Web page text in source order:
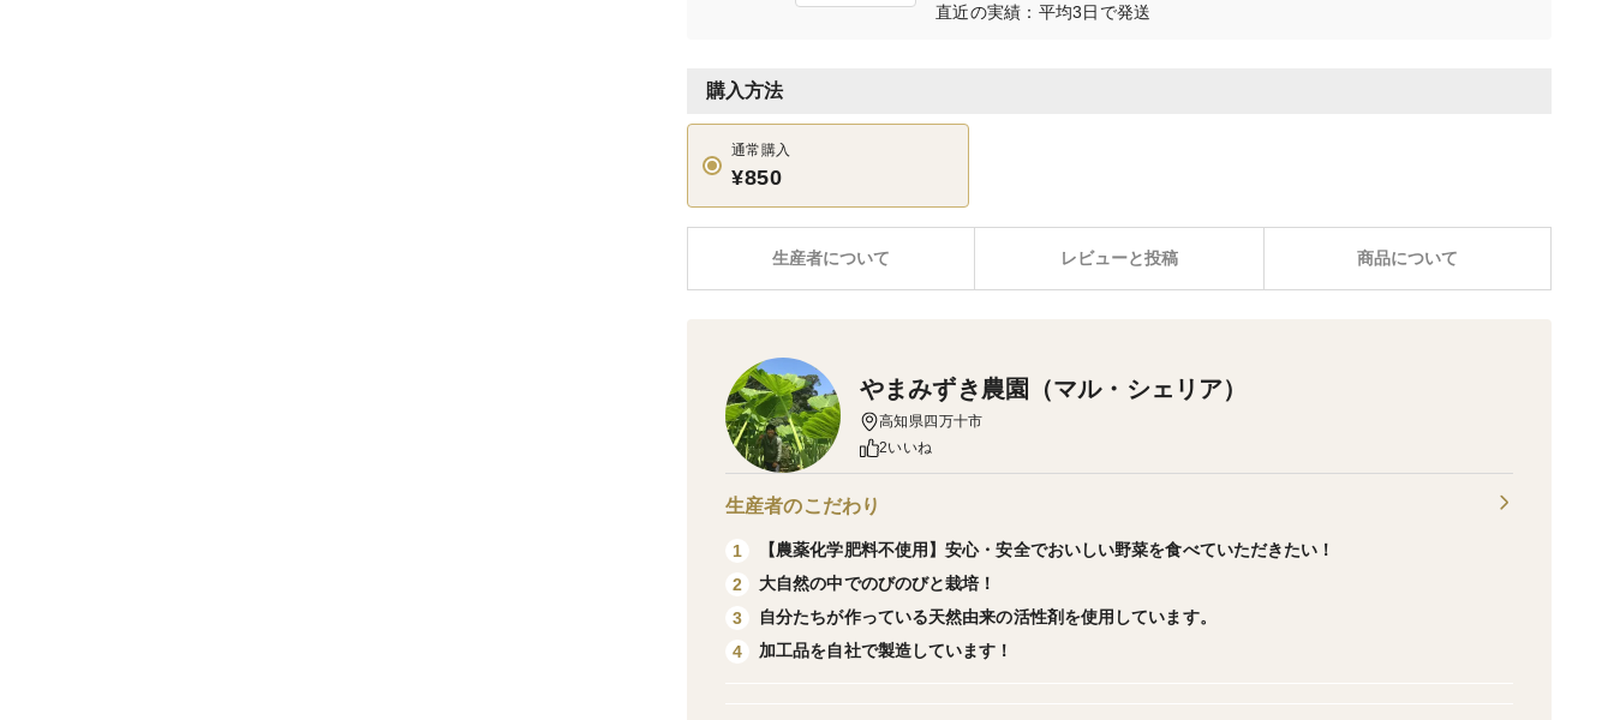
直近の実績：平均3日で発送
購入方法
通常購入
¥850
レビューと投稿 商品について
生産者について
やまみずき農園（マル・シェリア）
高知県四万十市
2いいね
生産者のこだわり
1
【農薬化学肥料不使用】安心・安全でおいしい野菜を食べていただきたい！
2
大自然の中でのびのびと栽培！
3
自分たちが作っている天然由来の活性剤を使用しています。
4
加工品を自社で製造しています！